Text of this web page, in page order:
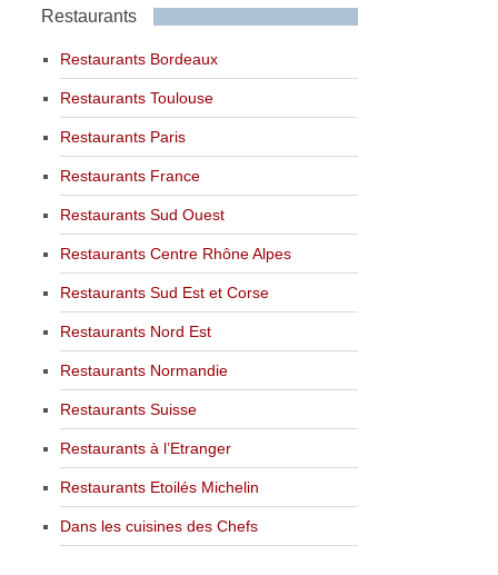
Restaurants
Restaurants Bordeaux
Restaurants Toulouse
Restaurants Paris
Restaurants France
Restaurants Sud Ouest
Restaurants Centre Rhône Alpes
Restaurants Sud Est et Corse
Restaurants Nord Est
Restaurants Normandie
Restaurants Suisse
Restaurants à l’Etranger
Restaurants Etoilés Michelin
Dans les cuisines des Chefs